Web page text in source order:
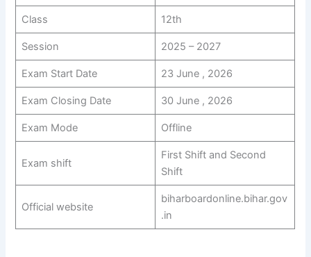
Class 12th
Session 2025 – 2027
Exam Start Date 23 June , 2026
Exam Closing Date 30 June , 2026
Exam Mode Offline
Exam shift
First Shift and Second
Shift
Official website
biharboardonline.bihar.gov
.in